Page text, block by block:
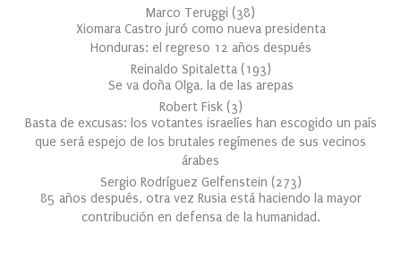
Marco Teruggi (38)
Xiomara Castro juró como nueva presidenta
Honduras: el regreso 12 años después
Reinaldo Spitaletta (193)
Se va doña Olga, la de las arepas
Robert Fisk (3)
Basta de excusas: los votantes israelíes han escogido un país
que será espejo de los brutales regímenes de sus vecinos
árabes
Sergio Rodríguez Gelfenstein (273)
85 años después, otra vez Rusia está haciendo la mayor
contribución en defensa de la humanidad.